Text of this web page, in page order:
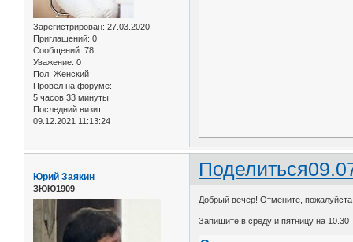
Зарегистрирован: 27.03.2020
Приглашений: 0
Сообщений: 78
Уважение: 0
Пол: Женский
Провел на форуме:
5 часов 33 минуты
Последний визит:
09.12.2021 11:13:24
Поделиться
Юрий Заякин
ЗЮЮ1909
Добрый вечер! Отмените, пожалуйста
Запишите в среду и пятницу на 10.30